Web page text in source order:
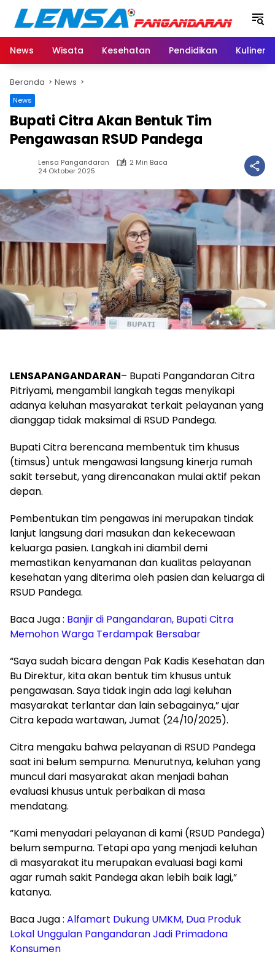
Langsung
konten
News
Wisata Kesehatan Pendidikan Kuliner
Beranda News
News
Bupati Citra Akan Bentuk Tim
Pengawasan RSUD Pandega
Lensa Pangandaran
2 Min Baca
24 Oktober 2025
LENSAPANGANDARAN– Bupati Pangandaran Citra
Pitriyami, mengambil langkah tegas menyikapi
adanya keluhan masyarakat terkait pelayanan yang
dianggap tidak maksimal di RSUD Pandega.
Bupati Citra berencana membentuk tim khusus
(timsus) untuk mengawasi langsung kinerja rumah
sakit tersebut, yang direncanakan mulai aktif pekan
depan.
Pembentukan tim pengawas ini merupakan tindak
lanjut langsung dari masukan dan kekecewaan
keluarga pasien. Langkah ini diambil demi
memastikan kenyamanan dan kualitas pelayanan
kesehatan yang diterima oleh pasien dan keluarga di
RSUD Pandega.
Baca Juga : Banjir di Pangandaran, Bupati Citra
Memohon Warga Terdampak Bersabar
“Saya sudah bicara dengan Pak Kadis Kesehatan dan
Bu Direktur, kita akan bentuk tim khusus untuk
pengawasan. Saya tidak ingin ada lagi keluhan
masyarakat terlantar dan lain sebagainya,” ujar
Citra kepada wartawan, Jumat (24/10/2025).
Citra mengaku bahwa pelayanan di RSUD Pandega
saat ini belum sempurna. Menurutnya, keluhan yang
muncul dari masyarakat akan menjadi bahan
evaluasi khusus untuk perbaikan di masa
mendatang.
“Kami menyadari pelayanan di kami (RSUD Pandega)
belum sempurna. Tetapi apa yang menjadi keluhan
di masyarakat itu merupakan evaluasi bagi kami
agar rumah sakit Pandega akan lebih baik lagi,”
katanya.
Baca Juga : Alfamart Dukung UMKM, Dua Produk
Lokal Unggulan Pangandaran Jadi Primadona
Konsumen